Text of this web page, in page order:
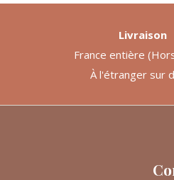
Livraison
France entière
À l'étranger sur